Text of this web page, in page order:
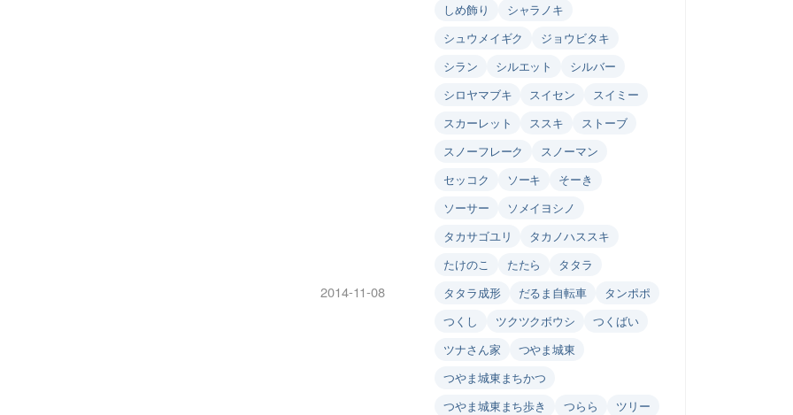
2014-11-08
しめ飾り
シャラノキ
シュウメイギク
ジョウビタキ
シラン
シルエット
シルバー
シロヤマブキ
スイセン
スイミー
スカーレット
ススキ
ストーブ
スノーフレーク
スノーマン
セッコク
ソーキ
そーき
ソーサー
ソメイヨシノ
タカサゴユリ
タカノハススキ
たけのこ
たたら
タタラ
タタラ成形
だるま自転車
タンポポ
つくし
ツクツクボウシ
つくばい
ツナさん家
つやま城東
つやま城東まちかつ
つやま城東まち歩き
つらら
ツリー